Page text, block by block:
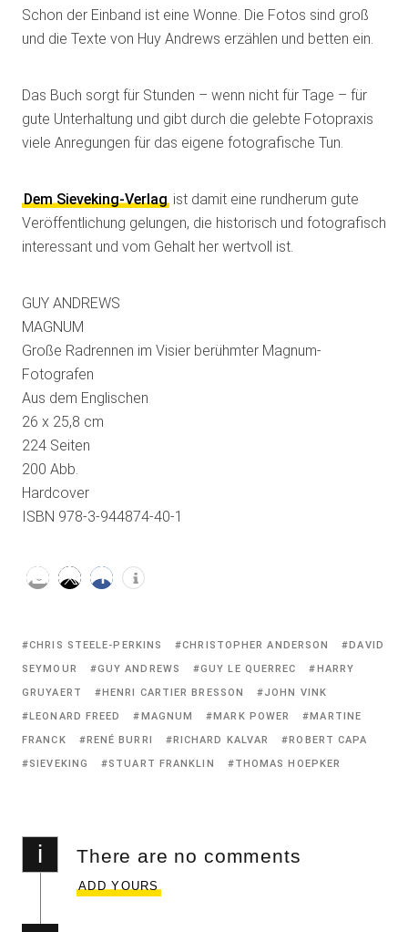
Schon der Einband ist eine Wonne. Die Fotos sind groß
und die Texte von Huy Andrews erzählen und betten ein.
Das Buch sorgt für Stunden – wenn nicht für Tage – für
gute Unterhaltung und gibt durch die gelebte Fotopraxis
viele Anregungen für das eigene fotografische Tun.
Dem Sieveking-Verlag ist damit eine rundherum gute
Veröffentlichung gelungen, die historisch und fotografisch
interessant und vom Gehalt her wertvoll ist.
GUY ANDREWS
MAGNUM
Große Radrennen im Visier berühmter Magnum-
Fotografen
Aus dem Englischen
26 x 25,8 cm
224 Seiten
200 Abb.
Hardcover
ISBN 978-3-944874-40-1
Tagged
with:
CHRIS STEELE-PERKINS CHRISTOPHER ANDERSON
DAVID
SEYMOUR
GUY ANDREWS GUY LE QUERREC
HARRY
GRUYAERT
HENRI CARTIER BRESSON
JOHN VINK
LEONARD FREED
MAGNUM MARK POWER
MARTINE
FRANCK
RENÉ BURRI RICHARD KALVAR
ROBERT CAPA
SIEVEKING
STUART FRANKLIN THOMAS HOEPKER
i There are no comments
ADD YOURS